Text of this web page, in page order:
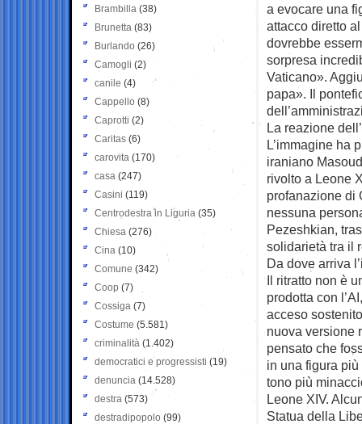
a evocare una
attacco diretto
dovrebbe
sorpresa
Vaticano».
papa». Il
La reazione
L’immagine ha
iraniano
rivolto a Leone
profanazione di
nessuna
Pezeshkian,
solidarietà tra il
Da dove arriva
Il ritratto non è
prodotta con
acceso
nuova versione
pensato che
in una figura
tono più
Leone XIV.
Statua della
Brambilla (38)
Brunetta (83)
Burlando (26)
Camogli (2)
canile (4)
Cappello (8)
Caprotti (2)
Caritas (6)
carovita (170)
casa (247)
Casini (119)
Centrodestra in Liguria (35)
Chiesa (276)
Cina (10)
Comune (342)
Coop (7)
Cossiga (7)
Costume (5.581)
criminalità (1.402)
democratici e progressisti (19)
denuncia (14.528)
destra (573)
destradipopolo (99)